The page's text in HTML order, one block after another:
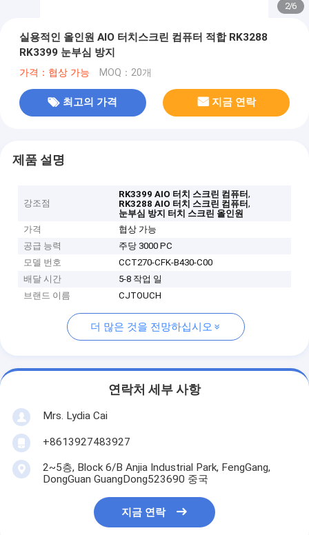
2/6
실용적인 올인원 AIO 터치스크린 컴퓨터 적합 RK3288
RK3399 눈부심 방지
가격：협상 가능 MOQ：20개
최고의 가격 지금 연락
제품 설명
강조점
RK3399 AIO 터치 스크린 컴퓨터,
RK3288 AIO 터치 스크린 컴퓨터,
눈부심 방지 터치 스크린 올인원
가격
협상 가능
공급 능력
주당 3000 PC
모델 번호
CCT270-CFK-B430-C00
배달 시간
5-8 작업 일
브랜드 이름
CJTOUCH
더 많은 것을 전망하십시오
연락처 세부 사항
Mrs. Lydia Cai
+8613927483927
2~5층, Block 6/B Anjia Industrial Park, FengGang,
DongGuan GuangDong523690 중국
지금 연락